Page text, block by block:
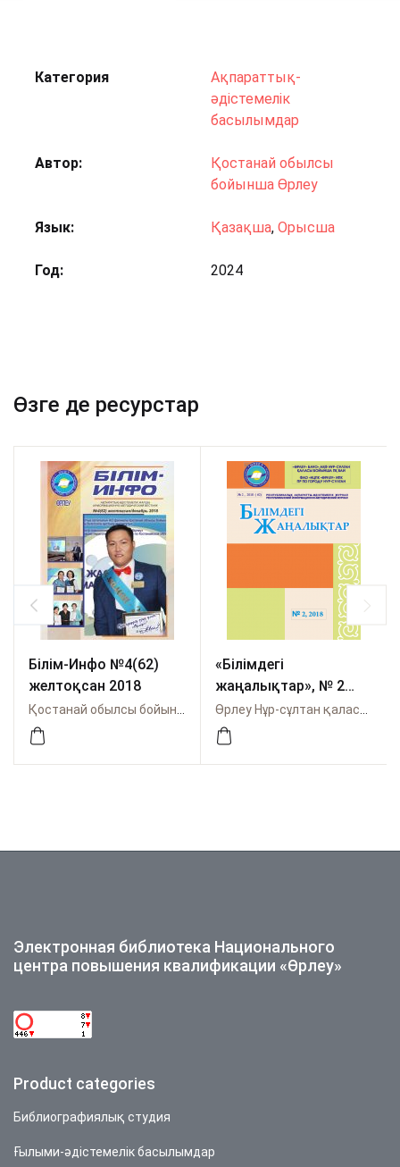
Категория
Ақпараттық-
әдістемелік
басылымдар
Автор
Қостанай обылсы
бойынша Өрлеу
Язык Қазақша, Орысша
Год 2024
Өзге де ресурстар
Білім-Инфо №4(62)
желтоқсан 2018
«Білімдегі
жаңалықтар», № 2
(62) 2018
Электронная библиотека Национального
центра повышения квалификации «Өрлеу»
Product categories
Библиографиялық студия
Ғылыми-әдістемелік басылымдар